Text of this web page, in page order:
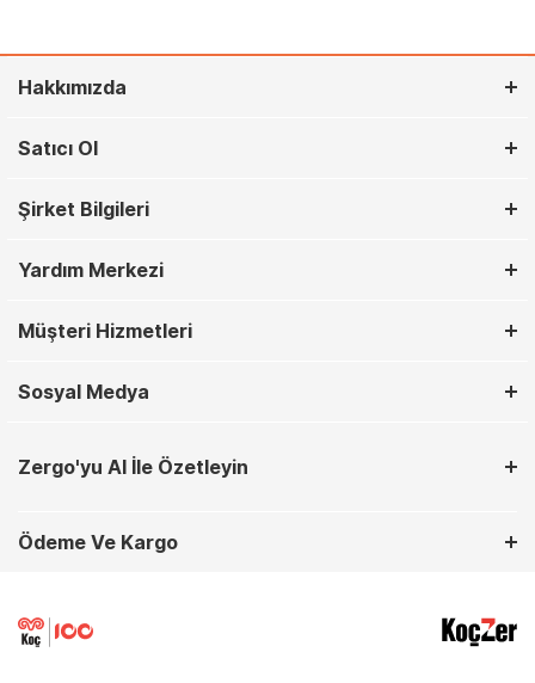
Hakkımızda
Satıcı Ol
Şirket Bilgileri
Yardım Merkezi
Müşteri Hizmetleri
Sosyal Medya
Zergo'yu AI İle Özetleyin
Ödeme Ve Kargo